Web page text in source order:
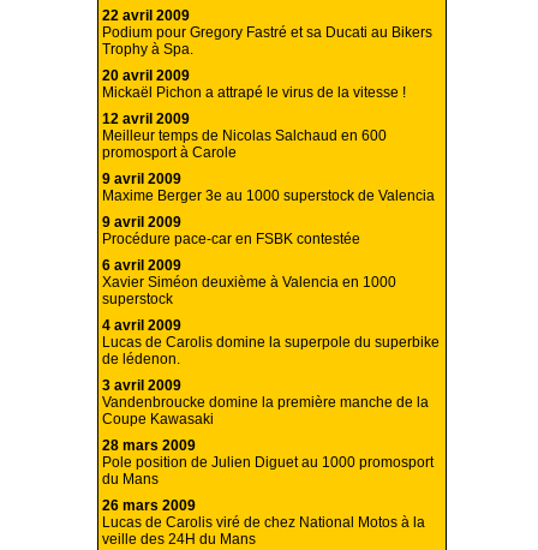
22 avril 2009
Podium pour Gregory Fastré et sa Ducati au Bikers
Trophy à Spa.
20 avril 2009
Mickaël Pichon a attrapé le virus de la vitesse !
12 avril 2009
Meilleur temps de Nicolas Salchaud en 600
promosport à Carole
9 avril 2009
Maxime Berger 3e au 1000 superstock de Valencia
9 avril 2009
Procédure pace-car en FSBK contestée
6 avril 2009
Xavier Siméon deuxième à Valencia en 1000
superstock
4 avril 2009
Lucas de Carolis domine la superpole du superbike
de lédenon.
3 avril 2009
Vandenbroucke domine la première manche de la
Coupe Kawasaki
28 mars 2009
Pole position de Julien Diguet au 1000 promosport
du Mans
26 mars 2009
Lucas de Carolis viré de chez National Motos à la
veille des 24H du Mans